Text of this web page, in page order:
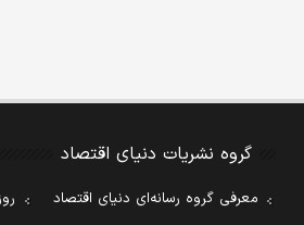
گروه نشریات دنیای اقتصاد
معرفی گروه رسانه‌ای دنیای اقتصاد